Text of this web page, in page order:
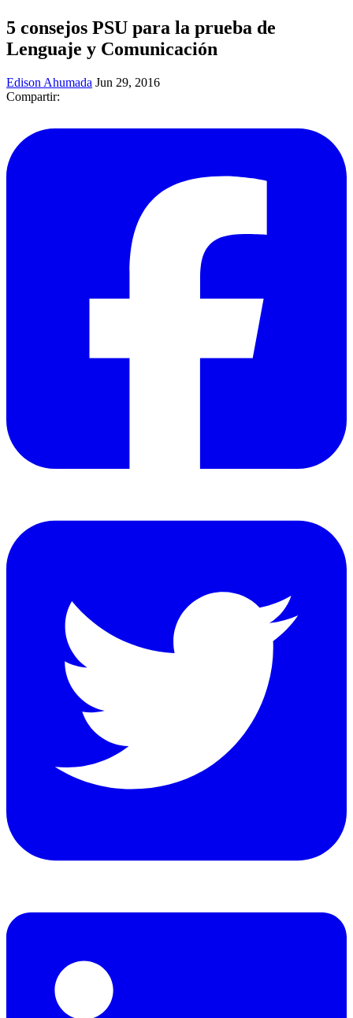
5 consejos PSU para la prueba de
Lenguaje y Comunicación
Edison Ahumada Jun 29, 2016
Compartir: